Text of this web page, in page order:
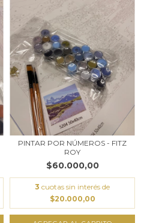
PINTAR POR NÚMEROS - FITZ
ROY
$60.000,00
3 cuotas sin interés de
$20.000,00